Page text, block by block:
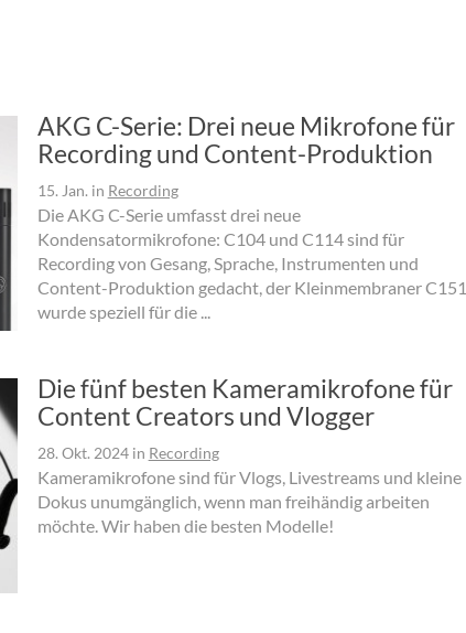
AKG C-Serie: Drei neue Mikrofone für
Recording und Content-Produktion
15. Jan. in Recording
Die AKG C-Serie umfasst drei neue
Kondensatormikrofone: C104 und C114 sind für
Recording von Gesang, Sprache, Instrumenten und
Content-Produktion gedacht, der Kleinmembraner C151
wurde speziell für die ...
Die fünf besten Kameramikrofone für
Content Creators und Vlogger
28. Okt. 2024in Recording
Kameramikrofone sind für Vlogs, Livestreams und kleine
Dokus unumgänglich, wenn man freihändig arbeiten
möchte. Wir haben die besten Modelle!